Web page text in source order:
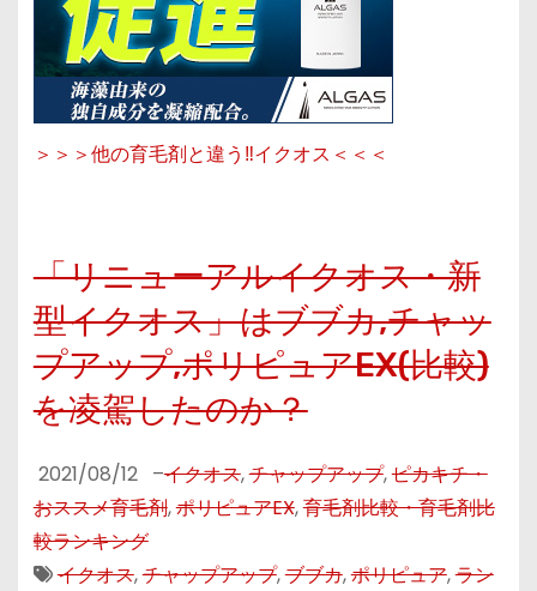
＞＞＞他の育毛剤と違う‼イクオス＜＜＜
「リニューアルイクオス・新
型イクオス」はブブカ,チャッ
プアップ,ポリピュアEX(比較)
を凌駕したのか？
2021/08/12 –イクオス,チャップアップ,ピカキチ・
おススメ育毛剤,ポリピュアEX,育毛剤比較・育毛剤比
較ランキング
イクオス,チャップアップ,ブブカ,ポリピュア,ラン